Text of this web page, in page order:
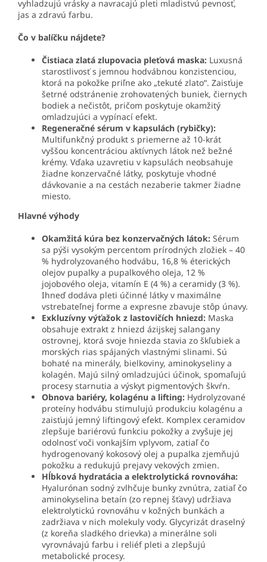
vyhladzujú vrásky a navracajú pleti mladistvú pevnosť,
jas a zdravú farbu.
Čo v balíčku nájdete?
Čistiaca zlatá zlupovacia pleťová maska: Luxusná
starostlivosť s jemnou hodvábnou konzistenciou,
ktorá na pokožke priľne ako „tekuté zlato“. Zaisťuje
šetrné odstránenie zrohovatených buniek, čiernych
bodiek a nečistôt, pričom poskytuje okamžitý
omladzujúci a vypínací efekt.
Regeneračné sérum v kapsulách (rybičky):
Multifunkčný produkt s priemerne až 10-krát
vyššou koncentráciou aktívnych látok než bežné
krémy. Vďaka uzavretiu v kapsulách neobsahuje
žiadne konzervačné látky, poskytuje vhodné
dávkovanie a na cestách nezaberie takmer žiadne
miesto.
Hlavné výhody
Okamžitá kúra bez konzervačných látok: Sérum
sa pýši vysokým percentom prírodných zložiek – 40
% hydrolyzovaného hodvábu, 16,8 % éterických
olejov pupalky a pupalkového oleja, 12 %
jojobového oleja, vitamín E (4 %) a ceramidy (3 %).
Ihneď dodáva pleti účinné látky v maximálne
vstrebateľnej forme a expresne zbavuje stôp únavy.
Exkluzívny výťažok z lastovičích hniezd: Maska
obsahuje extrakt z hniezd ázijskej salangany
ostrovnej, ktorá svoje hniezda stavia zo škľubiek a
morských rias spájaných vlastnými slinami. Sú
bohaté na minerály, bielkoviny, aminokyseliny a
kolagén. Majú silný omladzujúci účinok, spomaľujú
procesy starnutia a výskyt pigmentových škvŕn.
Obnova bariéry, kolagénu a lifting: Hydrolyzované
proteíny hodvábu stimulujú produkciu kolagénu a
zaisťujú jemný liftingový efekt. Komplex ceramidov
zlepšuje bariérovú funkciu pokožky a zvyšuje jej
odolnosť voči vonkajším vplyvom, zatiaľ čo
hydrogenovaný kokosový olej a pupalka zjemňujú
pokožku a redukujú prejavy vekových zmien.
Hĺbková hydratácia a elektrolytická rovnováha:
Hyalurónan sodný zvlhčuje bunky zvnútra, zatiaľ čo
aminokyselina betaín (zo repnej šťavy) udržiava
elektrolytickú rovnováhu v kožných bunkách a
zadržiava v nich molekuly vody. Glycyrizát draselný
(z koreňa sladkého drievka) a minerálne soli
vyrovnávajú farbu i reliéf pleti a zlepšujú
metabolické procesy.